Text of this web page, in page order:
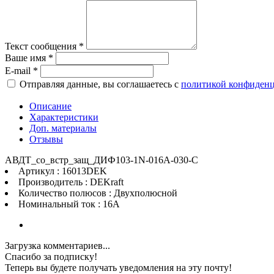
Текст сообщения *
Ваше имя *
E-mail *
Отправляя данные, вы соглашаетесь с политикой
Описание
Характеристики
Доп. материалы
Отзывы
АВДТ_со_встр_защ_ДИФ103-1N-016А-030-C
Артикул : 16013DEK
Производитель : DEKraft
Количество полюсов : Двухполюсной
Номинальный ток : 16A
Загрузка комментариев...
Спасибо за подписку!
Теперь вы будете получать уведомления на эту почту!